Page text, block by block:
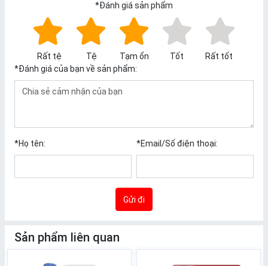
*Đánh giá sản phẩm
Rất tệ Tệ Tạm ổn Tốt
Rất tốt
*Đánh giá của bạn về sản phẩm:
*Họ tên: *Email/Số điện thoại:
Gửi đi
Sản phẩm liên quan